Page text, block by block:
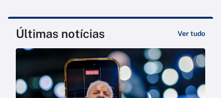
Últimas notícias Ver tudo